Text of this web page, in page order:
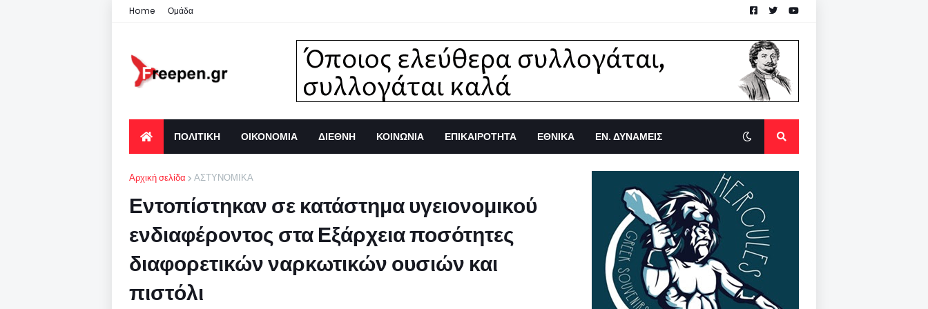
Home Ομάδα
ΠΟΛΙΤΙΚΗ ΟΙΚΟΝΟΜΙΑ ΔΙΕΘΝΗ ΚΟΙΝΩΝΙΑ ΕΠΙΚΑΙΡΟΤΗΤΑ ΕΘΝΙΚΑ ΕΝ. ΔΥΝΑΜΕΙΣ
Αρχική σελίδα ΑΣΤΥΝΟΜΙΚΑ
Εντοπίστηκαν σε κατάστημα υγειονομικού
ενδιαφέροντος στα Εξάρχεια ποσότητες
διαφορετικών ναρκωτικών ουσιών και
πιστόλι